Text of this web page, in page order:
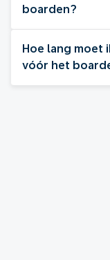
boarden?
Hoe lang moet
vóór het